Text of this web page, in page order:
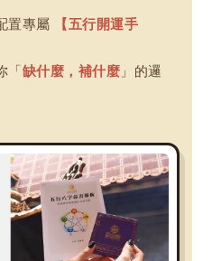
置專屬
【五行開運手
「缺什麼，補什麼 」的邏